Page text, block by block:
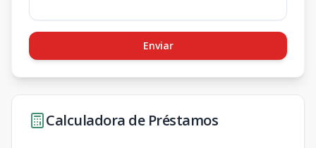
Enviar
Calculadora de Préstamos